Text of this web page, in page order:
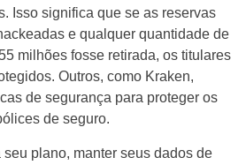
Isso significa que se as reservas
e qualquer quantidade de
milhões fosse retirada, os titulares
Outros, como Kraken,
de segurança para proteger os
de seguro.
plano, manter seus dados de